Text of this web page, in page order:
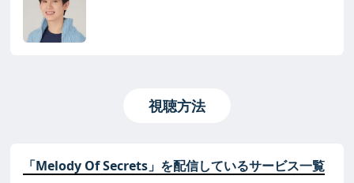
視聴方法
「Melody Of Secrets」を配信しているサービス一覧